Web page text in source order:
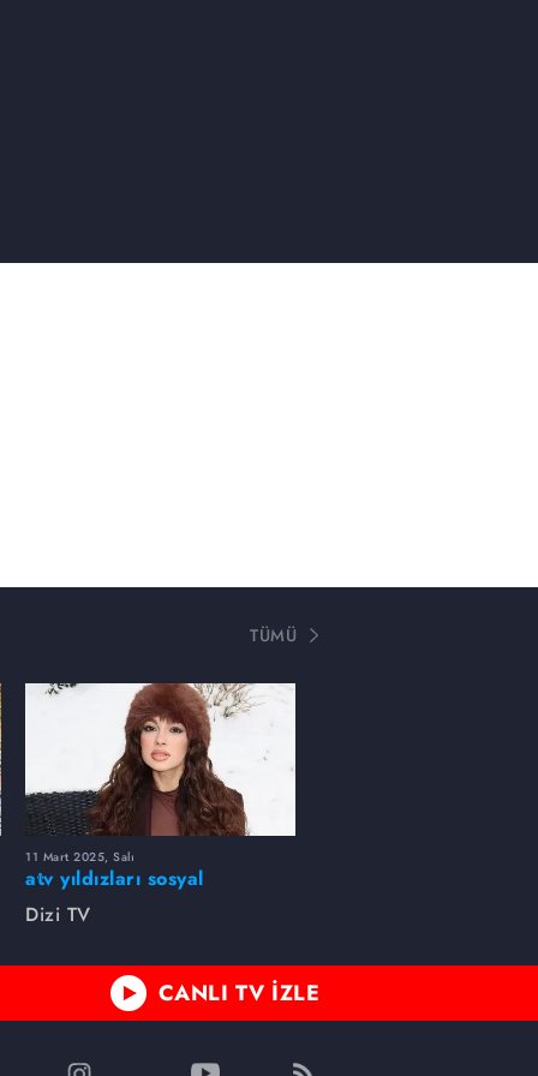
TÜMÜ
11 Mart 2025, Salı
atv yıldızları sosyal
medyada neler paylaştı?
Dizi TV
CANLI TV İZLE